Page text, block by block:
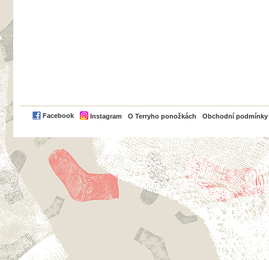
Facebook Instagram O Terryho ponožkách Obchodní podmínky
PayPal